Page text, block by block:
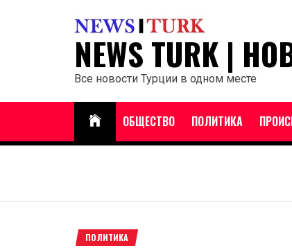
NEWS TURK |
Все новости Турции в одном месте
ОБЩЕСТВО ПОЛИТИКА
ПОЛИТИКА